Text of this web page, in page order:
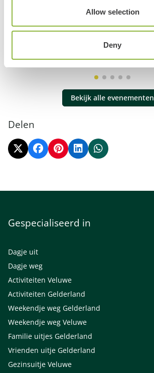
Allow selection
Deny
Putten
Bekijk alle evenementen
Delen
Gespecialiseerd in
Dagje uit
Dagje weg
Activiteiten Veluwe
Activiteiten Gelderland
Weekendje weg Gelderland
Weekendje weg Veluwe
Familie uitjes Gelderland
Vrienden uitje Gelderland
Gezinsuitje Veluwe